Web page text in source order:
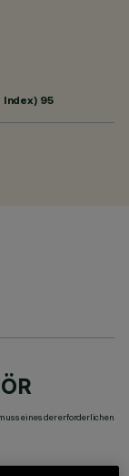
Index) 95
eines der erforderlichen